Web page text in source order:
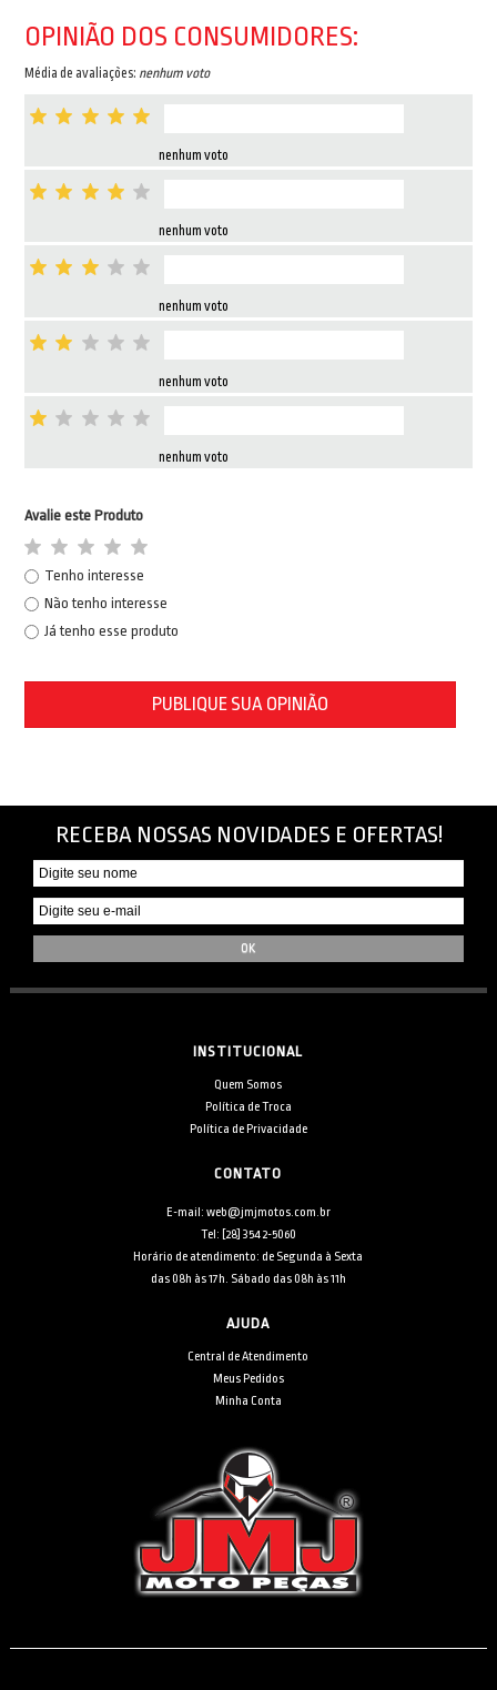
OPINIÃO DOS CONSUMIDORES:
Média de avaliações: nenhum voto
nenhum voto
nenhum voto
nenhum voto
nenhum voto
nenhum voto
Avalie este Produto
Tenho interesse
Não tenho interesse
Já tenho esse produto
PUBLIQUE SUA OPINIÃO
RECEBA NOSSAS NOVIDADES E OFERTAS!
INSTITUCIONAL
Quem Somos
Política de Troca
Política de Privacidade
CONTATO
E-mail: web@jmjmotos.com.br
Tel: [28] 3542-5060
Horário de atendimento: de Segunda à Sexta
das 08h às 17h. Sábado das 08h às 11h
AJUDA
Central de Atendimento
Meus Pedidos
Minha Conta